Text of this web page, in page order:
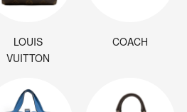
LOUIS
VUITTON
COACH